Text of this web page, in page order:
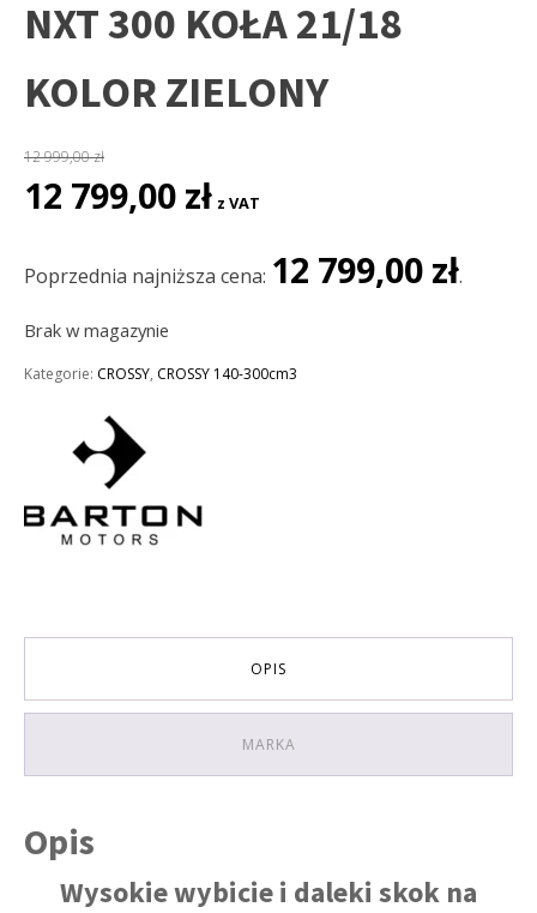
NXT 300 KOŁA 21/18
KOLOR ZIELONY
12 999,00zł
Pierwotna
cena
12
12 799,00 zł cena
12
z VAT
Poprzednia najniższa cena: 12 799,00 zł.
Brak w magazynie
Kategorie: CROSSY, CROSSY 140-300cm3
OPIS
MARKA
Opis
Wysokie wybicie i daleki skok na